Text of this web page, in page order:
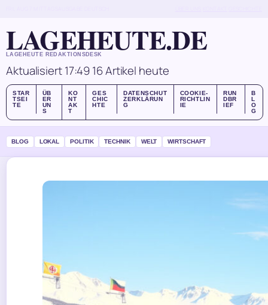
LAGEHEUTE.DE
LAGEHEUTE REDAKTIONSDESK
Aktualisiert 17:4916 Artikel heute
STAR
TSEI
TE
ÜB
ER
UN
S
KO
NT
AK
T
GES
CHIC
HTE
DATENSCHUT
ZERKLÄRUN
G
COOKIE-
RICHTLIN
IE
RUN
DBR
IEF
B
L
O
G
BLOG LOKAL POLITIK TECHNIK WELT WIRTSCHAFT